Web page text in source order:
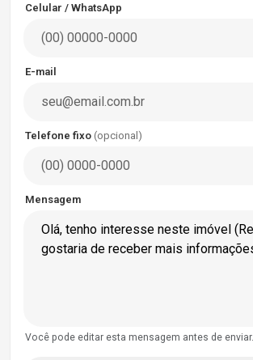
Celular / WhatsApp
E-mail
Telefone fixo (opcional)
Mensagem
Você pode editar esta mensagem antes de enviar.